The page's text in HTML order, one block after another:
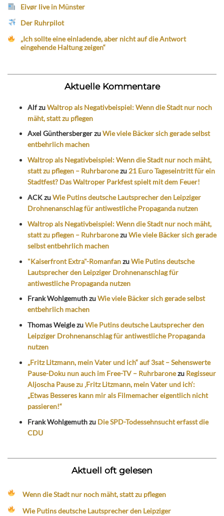
Eivør live in Münster
Der Ruhrpilot
„Ich sollte eine einladende, aber nicht auf die Antwort
eingehende Haltung zeigen“
Aktuelle Kommentare
AlfzuWaltrop als Negativbeispiel: Wenn die Stadt nur noch
mäht, statt zu pflegen
Axel GünthersbergerzuWie viele Bäcker sich gerade selbst
entbehrlich machen
Waltrop als Negativbeispiel: Wenn die Stadt nur noch mäht,
statt zu pflegen – Ruhrbaronezu 21 Euro Tageseintritt für ein
Stadtfest? Das Waltroper Parkfest spielt mit dem Feuer!
ACKzuWie Putins deutsche Lautsprecher den Leipziger
Drohnenanschlag für antiwestliche Propaganda nutzen
Waltrop als Negativbeispiel: Wenn die Stadt nur noch mäht,
statt zu pflegen – RuhrbaronezuWie viele Bäcker sich gerade
selbst entbehrlich machen
"Kaiserfront Extra"-RomanfanzuWie Putins deutsche
Lautsprecher den Leipziger Drohnenanschlag für
antiwestliche Propaganda nutzen
Frank WohlgemuthzuWie viele Bäcker sich gerade selbst
entbehrlich machen
Thomas WeiglezuWie Putins deutsche Lautsprecher den
Leipziger Drohnenanschlag für antiwestliche Propaganda
nutzen
„Fritz Litzmann, mein Vater und ich“ auf 3sat – Sehenswerte
Pause-Doku nun auch im Free-TV – Ruhrbaronezu Regisseur
Aljoscha Pause zu ‚Fritz Litzmann, mein Vater und ich‘:
„Etwas Besseres kann mir als Filmemacher eigentlich nicht
passieren!“
Frank Wohlgemuthzu Die SPD-Todessehnsucht erfasst die
CDU
Aktuell oft gelesen
Wenn die Stadt nur noch mäht, statt zu pflegen
Wie Putins deutsche Lautsprecher den Leipziger